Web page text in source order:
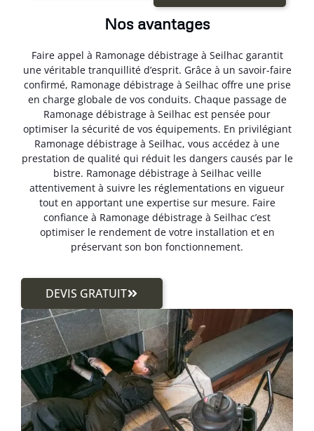
Nos avantages
Faire appel à Ramonage débistrage à Seilhac garantit
une véritable tranquillité d’esprit. Grâce à un savoir-faire
confirmé, Ramonage débistrage à Seilhac offre une prise
en charge globale de vos conduits. Chaque passage de
Ramonage débistrage à Seilhac est pensée pour
optimiser la sécurité de vos équipements. En privilégiant
Ramonage débistrage à Seilhac, vous accédez à une
prestation de qualité qui réduit les dangers causés par le
bistre. Ramonage débistrage à Seilhac veille
attentivement à suivre les réglementations en vigueur
tout en apportant une expertise sur mesure. Faire
confiance à Ramonage débistrage à Seilhac c’est
optimiser le rendement de votre installation et en
préservant son bon fonctionnement.
DEVIS GRATUIT